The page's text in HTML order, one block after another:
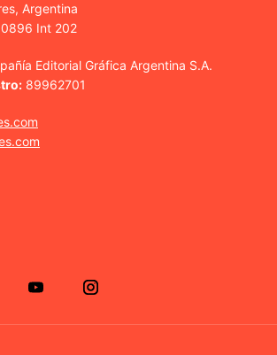
Argentina
Int 202
Editorial Gráfica Argentina S.A.
89962701